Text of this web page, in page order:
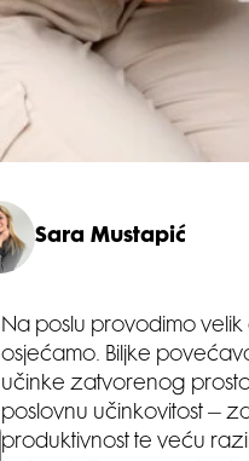
Sara Mustapić
Na poslu provodimo
osjećamo. Biljke
učinke zatvorenog
poslovnu učinkovitost –
produktivnost te veću